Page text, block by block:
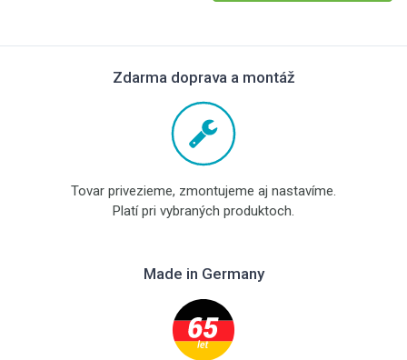
Zdarma doprava a montáž
Tovar privezieme, zmontujeme aj nastavíme.
Platí pri vybraných produktoch.
Made in Germany